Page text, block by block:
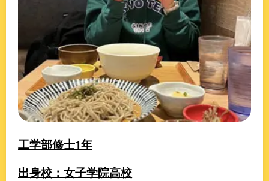
工学部修士1年
出身校：女子学院高校